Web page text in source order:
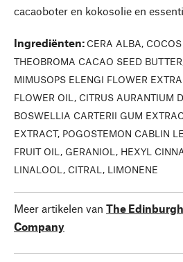
cacaoboter en kokosolie en
Ingrediënten: CERA ALBA,
THEOBROMA CACAO SEED
MIMUSOPS ELENGI FLOWER
FLOWER OIL, CITRUS AURANTIUM
BOSWELLIA CARTERII GUM
EXTRACT, POGOSTEMON CABLIN
FRUIT OIL, GERANIOL, HEXYL
LINALOOL, CITRAL, LIMONENE
Meer artikelen van The
Company